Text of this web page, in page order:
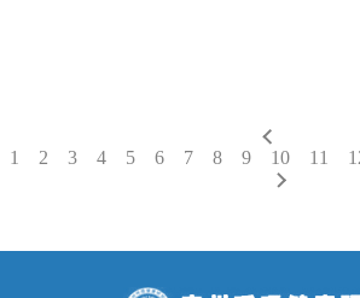
1 2 3 4 5 6 7 8 9 10 11